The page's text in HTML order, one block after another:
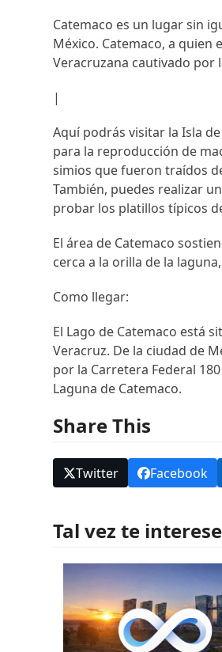
Catemaco es un lugar sin
México. Catemaco, a quien
Veracruzana cautivado
|
Aquí podrás visitar la Isla
para la reproducción de
simios que fueron traídos
También, puedes realizar
probar los platillos típicos
El área de Catemaco
cerca a la orilla de la
Como llegar:
El Lago de Catemaco está
Veracruz. De la ciudad de
por la Carretera Federal
Laguna de Catemaco.
Share This
Twitter Facebook
Tal vez te interese